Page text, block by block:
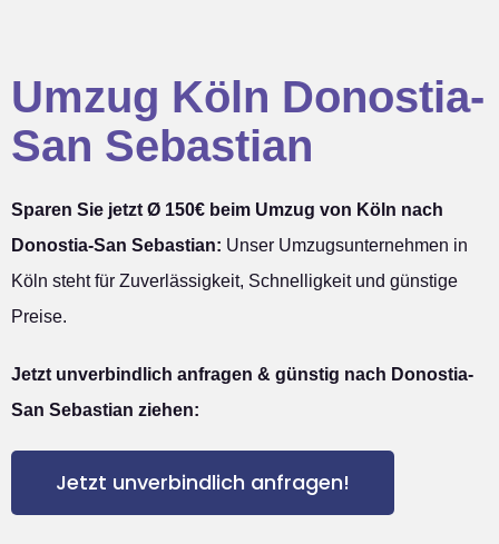
Umzug Köln Donostia-
San Sebastian
Sparen Sie jetzt Ø 150€ beim Umzug von Köln nach
Donostia-San Sebastian: Unser Umzugsunternehmen in
Köln steht für Zuverlässigkeit, Schnelligkeit und günstige
Preise.
Jetzt unverbindlich anfragen & günstig nach Donostia-
San Sebastian ziehen:
Jetzt unverbindlich anfragen!